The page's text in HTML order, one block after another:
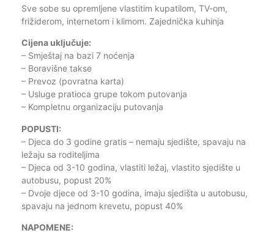
Sve sobe su opremljene vlastitim kupatilom, TV-om,
frižiderom, internetom i klimom. Zajednička kuhinja
Cijena uključuje:
– Smještaj na bazi 7 noćenja
– Boravišne takse
– Prevoz (povratna karta)
– Usluge pratioca grupe tokom putovanja
– Kompletnu organizaciju putovanja
POPUSTI:
– Djeca do 3 godine gratis – nemaju sjedište, spavaju na
ležaju sa roditeljima
– Djeca od 3-10 godina, vlastiti ležaj, vlastito sjedište u
autobusu, popust 20%
– Dvoje djece od 3-10 godina, imaju sjedišta u autobusu,
spavaju na jednom krevetu, popust 40%
NAPOMENE: